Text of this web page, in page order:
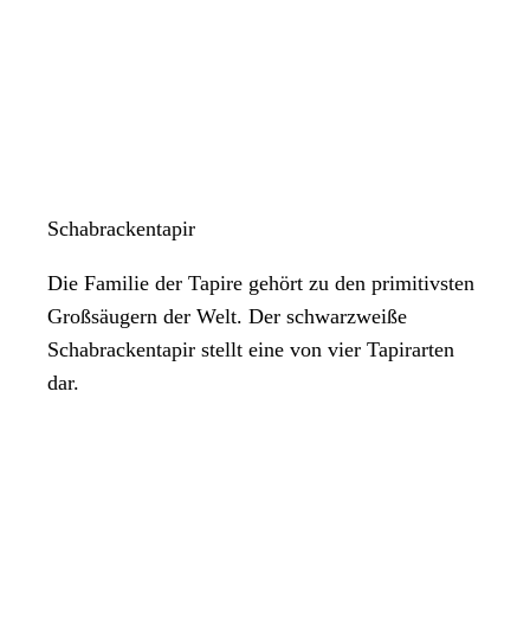
Schabrackentapir
Die Familie der Tapire gehört zu den primitivsten
Großsäugern der Welt. Der schwarzweiße
Schabrackentapir stellt eine von vier Tapirarten
dar.